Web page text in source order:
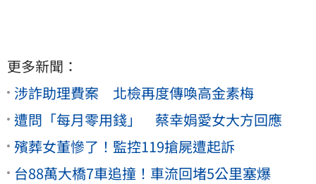
更多新聞：
涉詐助理費案 北檢再度傳喚高金素梅
遭問「每月零用錢」 蔡幸娟愛女大方回應
殯葬女董慘了！監控119搶屍遭起訴
台88萬大橋7車追撞！車流回堵5公里塞爆